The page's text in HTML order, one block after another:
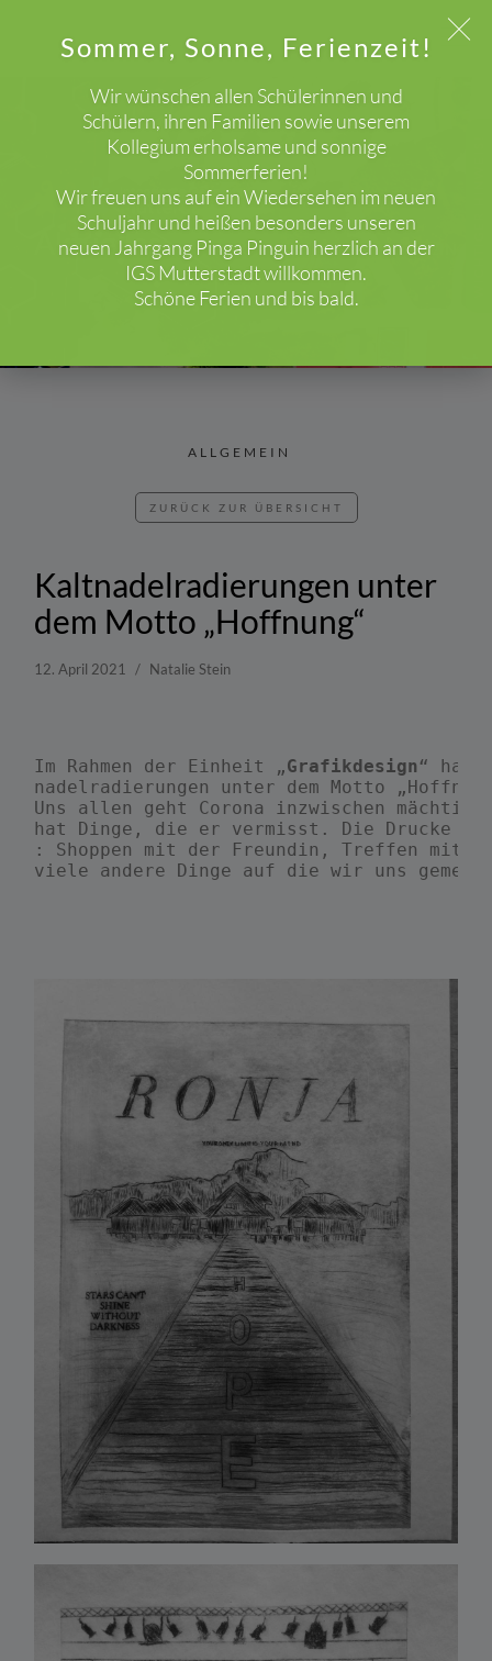
Sommer, Sonne, Ferienzeit!
Wir wünschen allen Schülerinnen und
Schülern, ihren Familien sowie unserem
Kollegium erholsame und sonnige
Sommerferien!
Wir freuen uns auf ein Wiedersehen im neuen
Schuljahr und heißen besonders unseren
neuen Jahrgang Pinga Pinguin herzlich an der
IGS Mutterstadt willkommen.
Schöne Ferien und bis bald.
Aktuelles HOME BLOG ALLGEMEIN
ALLGEMEIN
ZURÜCK ZUR ÜBERSICHT
Kaltnadelradierungen unter
dem Motto „Hoffnung“
12. April 2021 Natalie Stein
Im Rahmen der Einheit „Grafikdesign“ hat
nadelradierungen unter dem Motto
Uns allen geht Corona inzwischen
hat Dinge, die er vermisst. Die Drucke
: Shoppen mit der Freundin, Treffen mit
viele andere Dinge auf die wir uns